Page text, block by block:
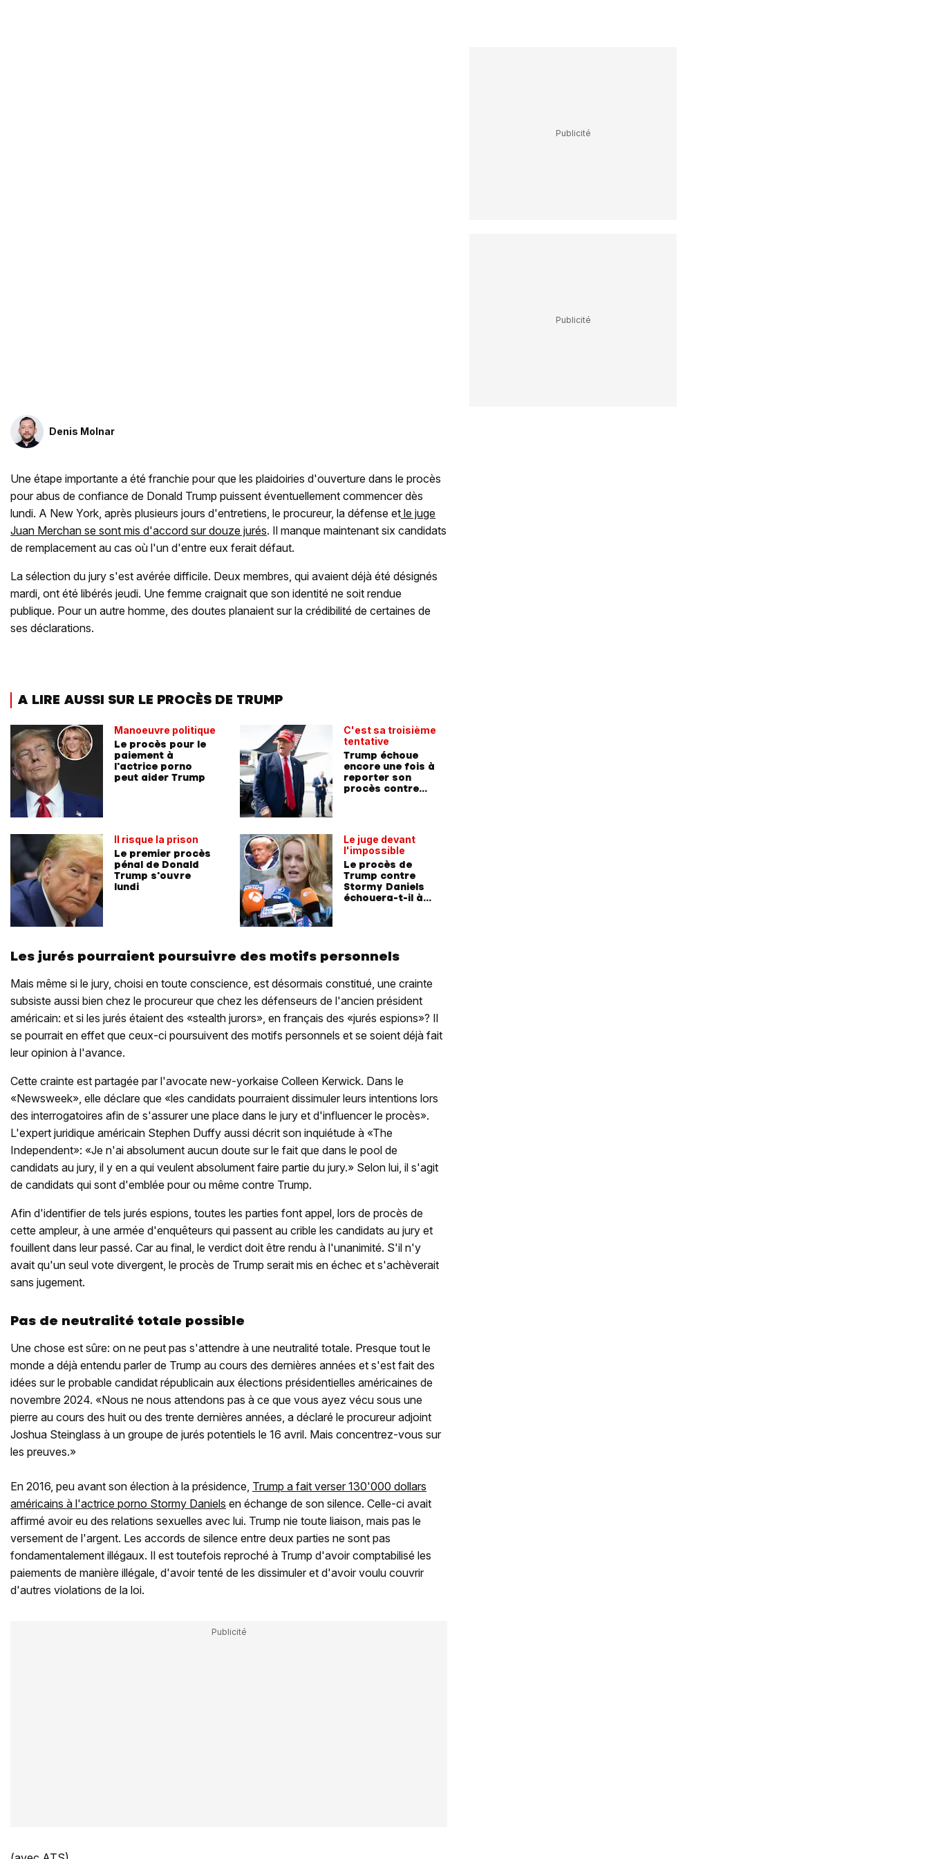
Denis Molnar
Une étape importante a été franchie pour que les plaidoiries d'ouverture dans le procès
pour abus de confiance de Donald Trump puissent éventuellement commencer dès
lundi. A New York, après plusieurs jours d'entretiens, le procureur, la défense et le juge
Juan Merchan se sont mis d'accord sur douze jurés. Il manque maintenant six candidats
de remplacement au cas où l'un d'entre eux ferait défaut.
La sélection du jury s'est avérée difficile. Deux membres, qui avaient déjà été désignés
mardi, ont été libérés jeudi. Une femme craignait que son identité ne soit rendue
publique. Pour un autre homme, des doutes planaient sur la crédibilité de certaines de
ses déclarations.
A LIRE AUSSI SUR LE PROCÈS DE TRUMP
Manoeuvre politique
Le procès pour le
paiement à
l'actrice porno
peut aider Trump
Il risque la prison
Le premier procès
pénal de Donald
Trump s'ouvre
lundi
C'est sa troisième
tentative
Trump échoue
encore une fois à
reporter son
procès contre
Le juge devant
l'impossible
Le procès de
Trump contre
Stormy Daniels
échouera-t-il à
Les jurés pourraient poursuivre des motifs personnels
Mais même si le jury, choisi en toute conscience, est désormais constitué, une crainte
subsiste aussi bien chez le procureur que chez les défenseurs de l'ancien président
américain: et si les jurés étaient des «stealth jurors», en français des «jurés espions»? Il
se pourrait en effet que ceux-ci poursuivent des motifs personnels et se soient déjà fait
leur opinion à l'avance.
Cette crainte est partagée par l'avocate new-yorkaise Colleen Kerwick. Dans le
«Newsweek», elle déclare que «les candidats pourraient dissimuler leurs intentions lors
des interrogatoires afin de s'assurer une place dans le jury et d'influencer le procès».
L'expert juridique américain Stephen Duffy aussi décrit son inquiétude à «The
Independent»: «Je n'ai absolument aucun doute sur le fait que dans le pool de
candidats au jury, il y en a qui veulent absolument faire partie du jury.» Selon lui, il s'agit
de candidats qui sont d'emblée pour ou même contre Trump.
Afin d'identifier de tels jurés espions, toutes les parties font appel, lors de procès de
cette ampleur, à une armée d'enquêteurs qui passent au crible les candidats au jury et
fouillent dans leur passé. Car au final, le verdict doit être rendu à l'unanimité. S'il n'y
avait qu'un seul vote divergent, le procès de Trump serait mis en échec et s'achèverait
sans jugement.
Pas de neutralité totale possible
Une chose est sûre: on ne peut pas s'attendre à une neutralité totale. Presque tout le
monde a déjà entendu parler de Trump au cours des dernières années et s'est fait des
idées sur le probable candidat républicain aux élections présidentielles américaines de
novembre 2024. «Nous ne nous attendons pas à ce que vous ayez vécu sous une
pierre au cours des huit ou des trente dernières années, a déclaré le procureur adjoint
Joshua Steinglass à un groupe de jurés potentiels le 16 avril. Mais concentrez-vous sur
les preuves.»
En 2016, peu avant son élection à la présidence, Trump a fait verser 130'000 dollars
américains à l'actrice porno Stormy Daniels en échange de son silence. Celle-ci avait
affirmé avoir eu des relations sexuelles avec lui. Trump nie toute liaison, mais pas le
versement de l'argent. Les accords de silence entre deux parties ne sont pas
fondamentalement illégaux. Il est toutefois reproché à Trump d'avoir comptabilisé les
paiements de manière illégale, d'avoir tenté de les dissimuler et d'avoir voulu couvrir
d'autres violations de la loi.